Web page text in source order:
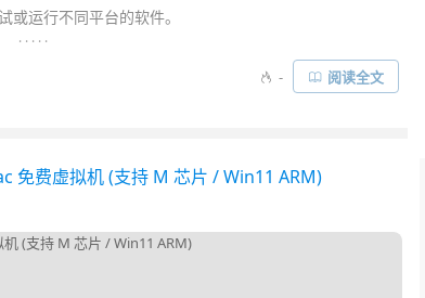
或运行不同平台的软件。
要丰富强大得多！新版本支持
，支持容器、兼容 Hyper-V，支持 DirectX 11 和 OpenGL
. . . . .
- 阅读全文
免费虚拟机 (支持 M 芯片 / Win11 ARM)